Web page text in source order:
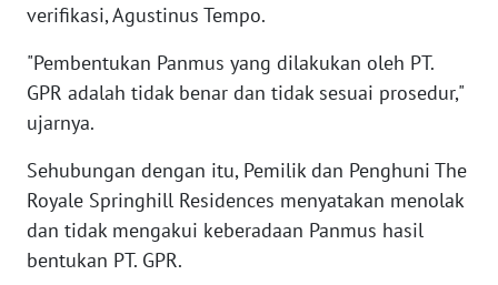
verifikasi, Agustinus Tempo.
"Pembentukan Panmus yang dilakukan oleh PT.
GPR adalah tidak benar dan tidak sesuai prosedur,"
ujarnya.
Sehubungan dengan itu, Pemilik dan Penghuni The
Royale Springhill Residences menyatakan menolak
dan tidak mengakui keberadaan Panmus hasil
bentukan PT. GPR.
NIAS
WN
WN
TAPANULI
SELATAN